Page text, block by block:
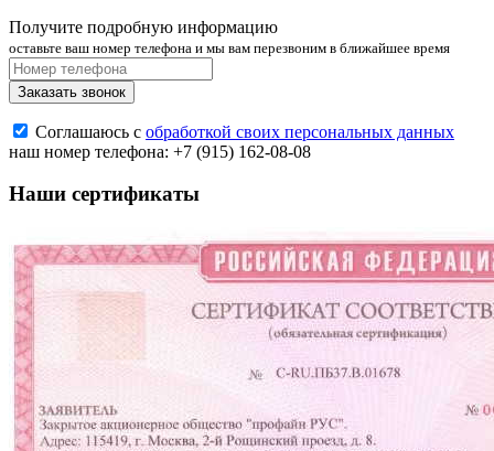
Получите подробную информацию
оставьте ваш номер телефона и мы вам перезвоним в ближайшее время
Заказать звонок
Соглашаюсь с обработкой своих персональных данных
наш номер телефона: +7 (915) 162-08-08
Наши сертификаты